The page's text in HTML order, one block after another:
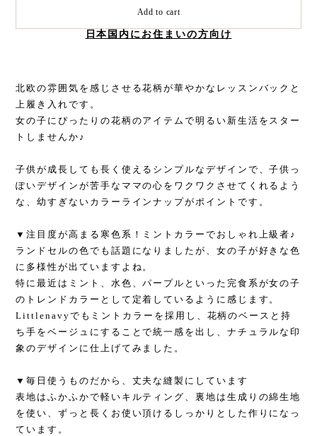
Add to cart
日本国内にお住まいの方向け
北欧の雰囲気を感じさせる花柄が華やかなレッスンバックと
上履き入れです。
女の子にぴったりの花柄のアイテムで明るい新生活をスター
トしませんか♪
子供が成長しても長く使えるシンプルなデザインで、子供っ
ぽいデザインが苦手なママの心をワクワクさせてくれるよう
な、幼すぎないカラーラインナップがポイントです。
▼注目度が高まる寒色系！ミントカラーでおしゃれ上級者♪
ランドセルの色でも話題になりましたが、女の子が好きな色
に多様性が出ていますよね。
特に最近はミント、水色、パープルといった完食系が女の子
のトレンドカラーとして定着しているように感じます。
Littlenavyでもミントカラーを採用し、花柄のベースと持
ち手をベージュにすることで統一感を出し、ナチュラルな印
象のデザインに仕上げてみました。
▼毎日使うものだから、丈夫な縫製にしています
表地はふかふかで軽いキルティング、裏地は生成りの綿生地
を使い、ずっと長くお使い頂けるしっかりとした作りになっ
ています。